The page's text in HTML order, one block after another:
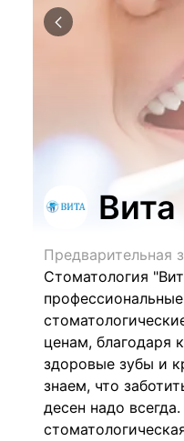
Вита
Предварительная
Стоматология
ценам, благодаря
здоровые зубы и
знаем, что
десен надо